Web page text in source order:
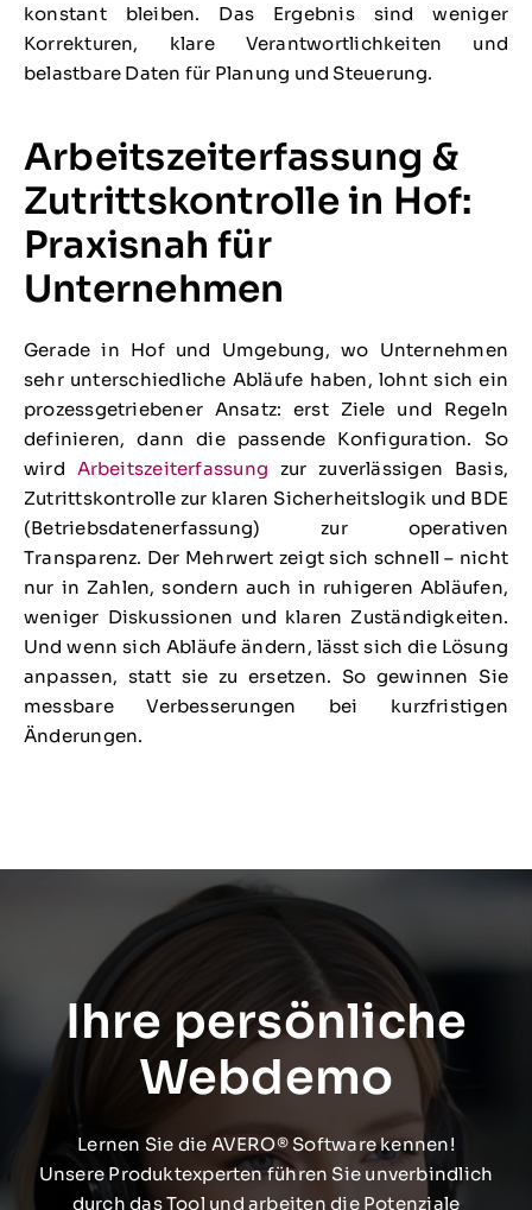
konstant bleiben. Das Ergebnis sind weniger
Korrekturen, klare Verantwortlichkeiten und
belastbare Daten für Planung und Steuerung.
Arbeitszeiterfassung &
Zutrittskontrolle in Hof:
Praxisnah für
Unternehmen
Gerade in Hof und Umgebung, wo Unternehmen
sehr unterschiedliche Abläufe haben, lohnt sich ein
prozessgetriebener Ansatz: erst Ziele und Regeln
definieren, dann die passende Konfiguration. So
wird Arbeitszeiterfassung zur zuverlässigen Basis,
Zutrittskontrolle zur klaren Sicherheitslogik und BDE
(Betriebsdatenerfassung) zur operativen
Transparenz. Der Mehrwert zeigt sich schnell – nicht
nur in Zahlen, sondern auch in ruhigeren Abläufen,
weniger Diskussionen und klaren Zuständigkeiten.
Und wenn sich Abläufe ändern, lässt sich die Lösung
anpassen, statt sie zu ersetzen. So gewinnen Sie
messbare Verbesserungen bei kurzfristigen
Änderungen.
Ihre persönliche
Webdemo
Lernen Sie die AVERO® Software kennen!
Unsere Produktexperten führen Sie unverbindlich
durch das Tool und arbeiten die Potenziale